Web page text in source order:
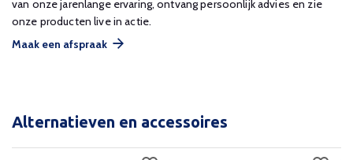
van onze jarenlange ervaring, ontvang persoonlijk advies en zie
onze producten live in actie.
Maak een afspraak
Alternatieven en accessoires